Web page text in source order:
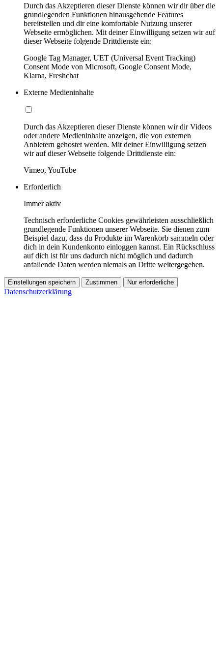
Durch das Akzeptieren dieser Dienste können wir dir über die
grundlegenden Funktionen hinausgehende Features
bereitstellen und dir eine komfortable Nutzung unserer
Webseite ermöglichen. Mit deiner Einwilligung setzen wir auf
dieser Webseite folgende Drittdienste ein:
Google Tag Manager, UET (Universal Event Tracking)
Consent Mode von Microsoft, Google Consent Mode,
Klarna, Freshchat
Externe Medieninhalte
Durch das Akzeptieren dieser Dienste können wir dir Videos
oder andere Medieninhalte anzeigen, die von externen
Anbietern gehostet werden. Mit deiner Einwilligung setzen
wir auf dieser Webseite folgende Drittdienste ein:
Vimeo, YouTube
Erforderlich
Immer aktiv
Technisch erforderliche Cookies gewährleisten ausschließlich
grundlegende Funktionen unserer Webseite. Sie dienen zum
Beispiel dazu, dass du Produkte im Warenkorb sammeln oder
dich in dein Kundenkonto einloggen kannst. Ein Rückschluss
auf dich ist für uns dadurch nicht möglich und dadurch
anfallende Daten werden niemals an Dritte weitergegeben.
Einstellungen speichern Zustimmen Nur erforderliche
Datenschutzerklärung